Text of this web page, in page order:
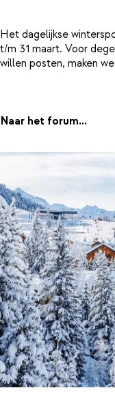
Het dagelijkse
t/m 31 maart. Voor
willen posten, maken
Naar het forum...